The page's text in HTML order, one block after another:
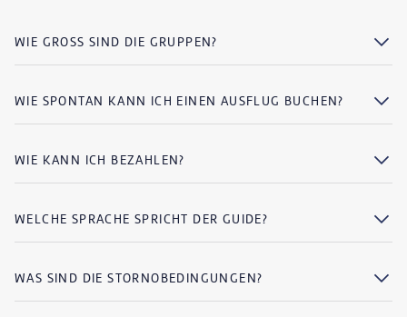
WIE GROSS SIND DIE GRUPPEN?
WIE SPONTAN KANN ICH EINEN AUSFLUG BUCHEN?
WIE KANN ICH BEZAHLEN?
WELCHE SPRACHE SPRICHT DER GUIDE?
WAS SIND DIE STORNOBEDINGUNGEN?